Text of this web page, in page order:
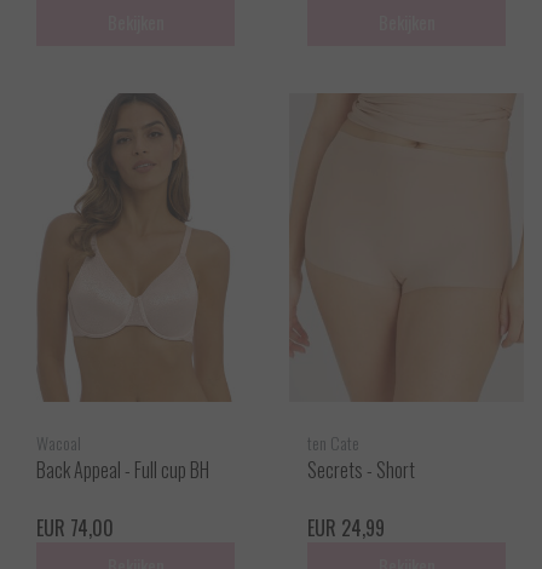
Wacoal
Back Appeal - Full cup BH
EUR 74,00
ten Cate
Secrets - Short
EUR 24,99